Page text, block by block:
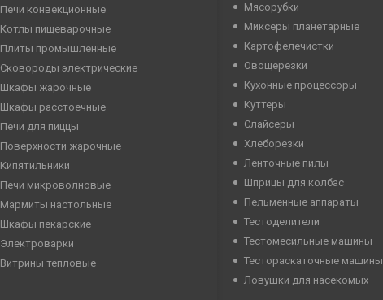
Печи конвекционные
Котлы пищеварочные
Плиты промышленные
Сковороды электрические
Шкафы жарочные
Шкафы расстоечные
Печи для пиццы
Поверхности жарочные
Кипятильники
Печи микроволновые
Мармиты настольные
Шкафы пекарские
Электроварки
Витрины тепловые
Мясорубки
Миксеры планетарные
Картофелечистки
Овощерезки
Кухонные процессоры
Куттеры
Слайсеры
Хлеборезки
Ленточные пилы
Шприцы для колбас
Пельменные аппараты
Тестоделители
Тестомесильные машины
Тестораскаточные машины
Ловушки для насекомых